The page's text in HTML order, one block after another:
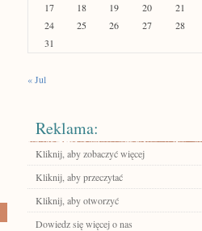
17
18 19 20 21
24
25 26 27 28
31
« Jul
Reklama:
Kliknij, aby zobaczyć więcej
Kliknij, aby przeczytać
Kliknij, aby otworzyć
Dowiedz się więcej o nas